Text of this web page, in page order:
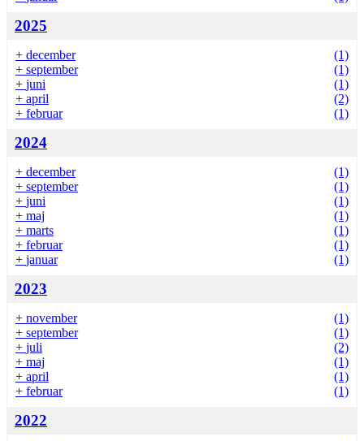
2025
+ december
(1)
+ september
(1)
+ juni
(1)
+ april
(2)
+ februar (1)
2024
+ december
(1)
+ september
(1)
+ juni
(1)
+ maj
(1)
+ marts
(1)
+ februar
(1)
+ januar (1)
2023
+ november
(1)
+ september
(1)
+ juli
(2)
+ maj
(1)
+ april
(1)
+ februar (1)
2022